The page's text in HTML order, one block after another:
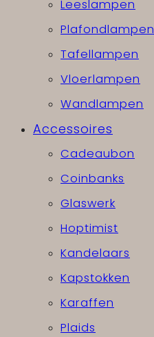
Leeslampen
Plafondlampen
Tafellampen
Vloerlampen
Wandlampen
Accessoires
Cadeaubon
Coinbanks
Glaswerk
Hoptimist
Kandelaars
Kapstokken
Karaffen
Plaids